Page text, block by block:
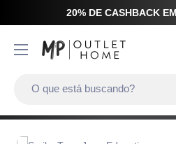
20% DE CASHBACK